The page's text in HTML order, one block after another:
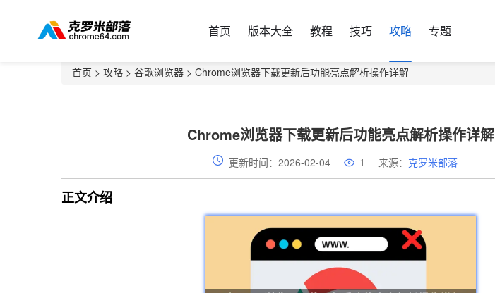
首页 版本大全 教程 技巧 攻略 专题
首页 > 攻略 > 谷歌浏览器 > Chrome浏览器下载更新后功能亮点解析操作详解
Chrome浏览器下载更新后功能亮点解析操作详解
更新时间：2026-02-04 1 来源： 克罗米部落
正文介绍